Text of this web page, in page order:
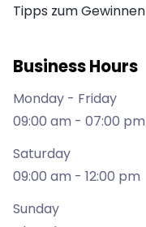
Tipps zum Gewinnen
Business Hours
Monday - Friday
09:00 am - 07:00 pm
Saturday
09:00 am - 12:00 pm
Sunday